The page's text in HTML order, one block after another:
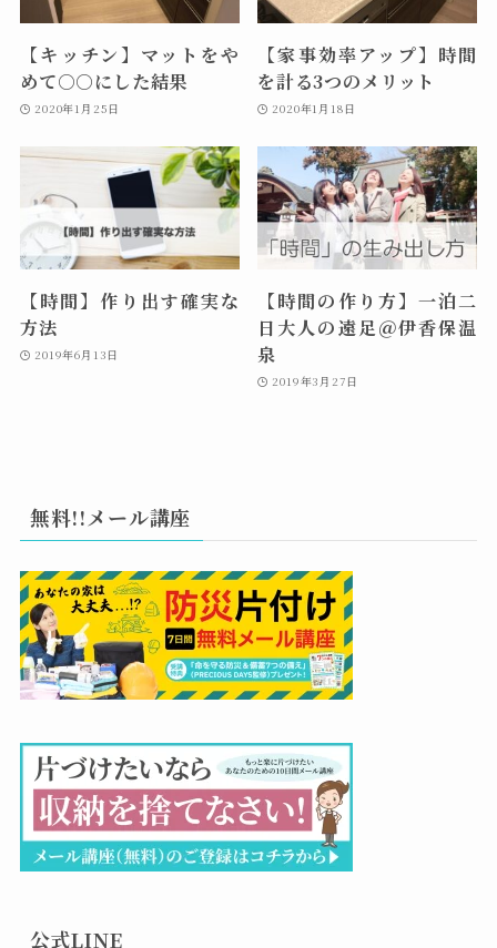
【キッチン】マットをや
めて○○にした結果
2020年1月25日
【家事効率アップ】時間
を計る3つのメリット
2020年1月18日
【時間】作り出す確実な
方法
2019年6月13日
【時間の作り方】一泊二
日大人の遠足＠伊香保温
泉
2019年3月27日
無料!!メール講座
公式LINE